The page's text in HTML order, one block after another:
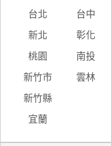
台北 台中
新北 彰化
桃園 南投
新竹市 雲林
新竹縣
宜蘭